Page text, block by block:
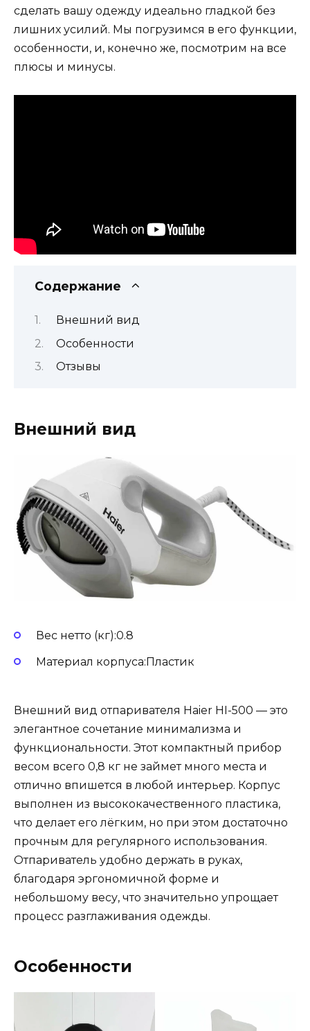
сделать вашу одежду идеально гладкой без
лишних усилий. Мы погрузимся в его функции,
особенности, и, конечно же, посмотрим на все
плюсы и минусы.
Содержание
Внешний вид
Особенности
Отзывы
Внешний вид
Вес нетто (кг):0.8
Материал корпуса:Пластик
Внешний вид отпаривателя Haier HI-500 — это
элегантное сочетание минимализма и
функциональности. Этот компактный прибор
весом всего 0,8 кг не займет много места и
отлично впишется в любой интерьер. Корпус
выполнен из высококачественного пластика,
что делает его лёгким, но при этом достаточно
прочным для регулярного использования.
Отпариватель удобно держать в руках,
благодаря эргономичной форме и
небольшому весу, что значительно упрощает
процесс разглаживания одежды.
Особенности